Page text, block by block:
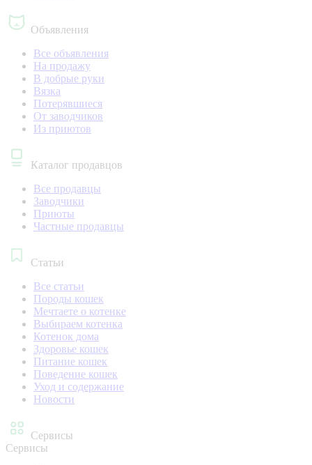
Объявления
Все объявления
На продажу
В добрые руки
Вязка
Потерявшиеся
От заводчиков
Из приютов
Каталог продавцов
Все продавцы
Заводчики
Приюты
Частные продавцы
Статьи
Все статьи
Породы кошек
Мечтаете о котенке
Выбираем котенка
Котенок дома
Здоровье кошек
Питание кошек
Поведение кошек
Уход и содержание
Новости
Сервисы
Сервисы